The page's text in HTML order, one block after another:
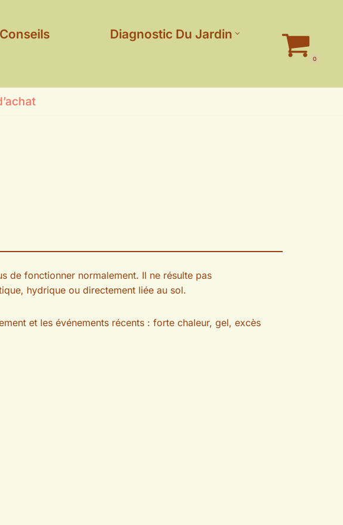
Conseils
Diagnostic Du Jardin
0
de fonctionner normalement. Il ne résulte pas
hydrique ou directement liée au sol.
et les événements récents : forte chaleur, gel, excès